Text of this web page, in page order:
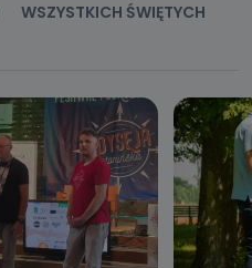
WSZYSTKICH ŚWIĘTYCH